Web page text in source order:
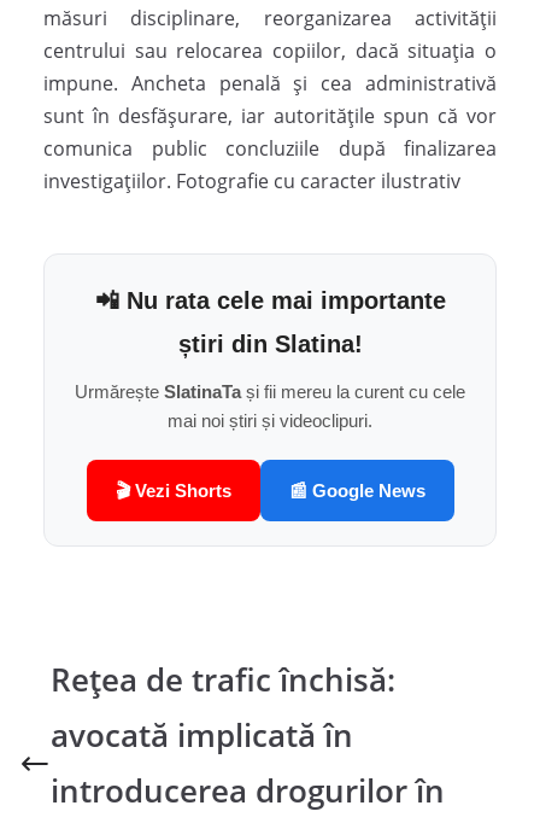
măsuri disciplinare, reorganizarea activității
centrului sau relocarea copiilor, dacă situația o
impune. Ancheta penală și cea administrativă
sunt în desfășurare, iar autoritățile spun că vor
comunica public concluziile după finalizarea
investigațiilor. Fotografie cu caracter ilustrativ
📲 Nu rata cele mai importante
știri din Slatina!
Urmărește SlatinaTași fii mereu la curent cu cele
mai noi știri și videoclipuri.
🎬 Vezi Shorts 📰 Google News
Rețea de trafic închisă:
avocată implicată în
introducerea drogurilor în